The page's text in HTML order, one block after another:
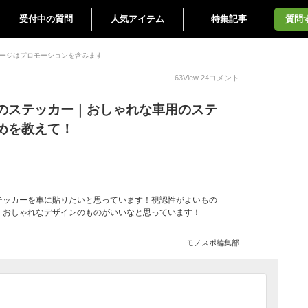
受付中の質問 人気アイテム 特集記事 質問
ジはプロモーションを含みます
63View 24コメント
ステッカー｜おしゃれな車用のステ
を教えて！
カーを車に貼りたいと思っています！視認性がよいもの
しゃれなデザインのものがいいなと思っています！
モノスポ編集部